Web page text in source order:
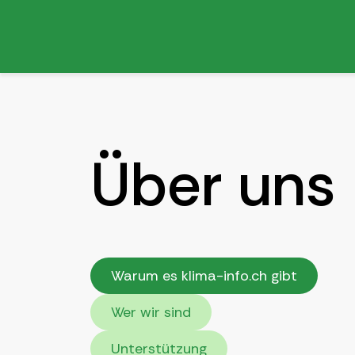
Über uns
Warum es klima-info.ch gibt
Wer wir sind
Unterstützung